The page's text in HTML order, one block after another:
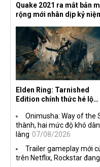
Quake 2021 ra mắt bản
rộng mới nhân dịp kỷ
the Machine
Elden Ring: Tarnished
Edition chính thức hé lộ
Onimusha: Way of the
thành, hai mức độ khó
làng 07/08/2026
Trailer gameplay mới
trên Netflix, Rockstar